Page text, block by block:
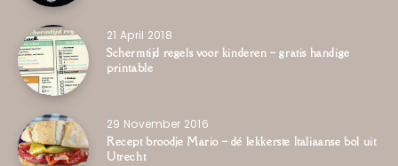
21 April 2018
Schermtijd regels voor kinderen – gratis handige
printable
29 November 2016
Recept broodje Mario – dé lekkerste Italiaanse bol uit
Utrecht